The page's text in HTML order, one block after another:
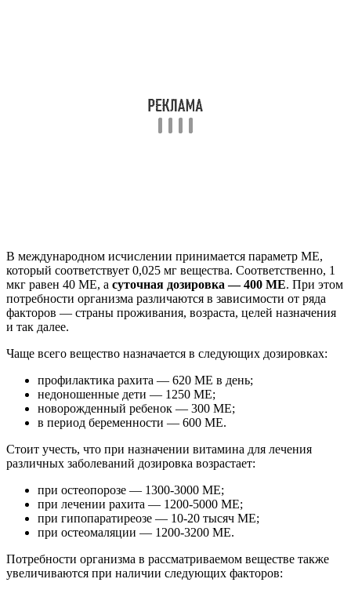
В международном исчислении принимается параметр МЕ,
который соответствует 0,025 мг вещества. Соответственно, 1
мкг равен 40 МЕ, а суточная дозировка — 400 МЕ. При этом
потребности организма различаются в зависимости от ряда
факторов — страны проживания, возраста, целей назначения
и так далее.
Чаще всего вещество назначается в следующих дозировках:
профилактика рахита — 620 МЕ в день;
недоношенные дети — 1250 МЕ;
новорожденный ребенок — 300 МЕ;
в период беременности — 600 МЕ.
Стоит учесть, что при назначении витамина для лечения
различных заболеваний дозировка возрастает:
при остеопорозе — 1300-3000 МЕ;
при лечении рахита — 1200-5000 МЕ;
при гипопаратиреозе — 10-20 тысяч МЕ;
при остеомаляции — 1200-3200 МЕ.
Потребности организма в рассматриваемом веществе также
увеличиваются при наличии следующих факторов: